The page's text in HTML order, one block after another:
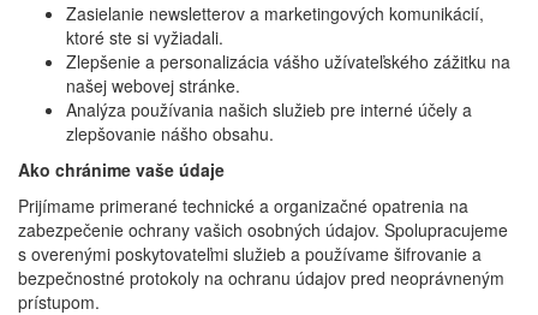
Zasielanie newsletterov a marketingových komunikácií,
ktoré ste si vyžiadali.
Zlepšenie a personalizácia vášho užívateľského zážitku na
našej webovej stránke.
Analýza používania našich služieb pre interné účely a
zlepšovanie nášho obsahu.
Ako chránime vaše údaje
Prijímame primerané technické a organizačné opatrenia na
zabezpečenie ochrany vašich osobných údajov. Spolupracujeme
s overenými poskytovateľmi služieb a používame šifrovanie a
bezpečnostné protokoly na ochranu údajov pred neoprávneným
prístupom.